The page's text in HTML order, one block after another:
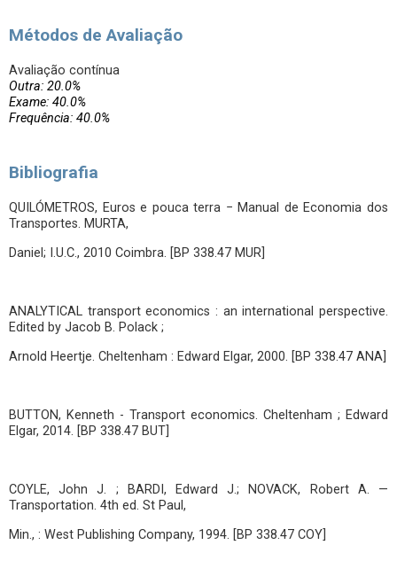
Métodos de Avaliação
Avaliação contínua
Outra: 20.0%
Exame: 40.0%
Frequência: 40.0%
Bibliografia
QUILÓMETROS, Euros e pouca terra − Manual de Economia dos
Transportes. MURTA,
Daniel; I.U.C., 2010 Coimbra. [BP 338.47 MUR]
ANALYTICAL transport economics : an international perspective.
Edited by Jacob B. Polack ;
Arnold Heertje. Cheltenham : Edward Elgar, 2000. [BP 338.47 ANA]
BUTTON, Kenneth - Transport economics. Cheltenham ; Edward
Elgar, 2014. [BP 338.47 BUT]
COYLE, John J. ; BARDI, Edward J.; NOVACK, Robert A. —
Transportation. 4th ed. St Paul,
Min., : West Publishing Company, 1994. [BP 338.47 COY]